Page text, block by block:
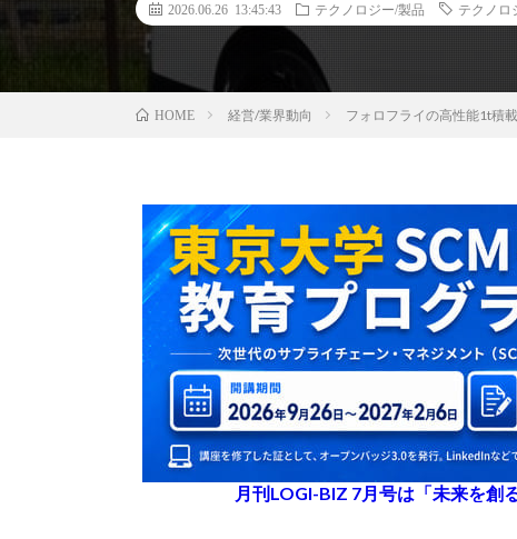
2026.06.26 13:45:43 テクノロジー/製品 テクノロ
HOME 経営/業界動向 フォロフライの高性能1t積
月刊LOGI-BIZ 7月号は「未来を創